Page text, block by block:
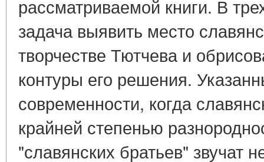
рассматриваемой книги. В
задача выявить место
творчестве Тютчева и
контуры его решения.
современности, когда
крайней степенью
"славянских братьев" звучат